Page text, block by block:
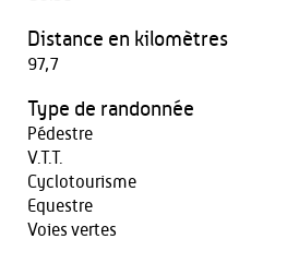
Distance en kilomètres
97,7
Type de randonnée
Pédestre
V.T.T.
Cyclotourisme
Equestre
Voies vertes